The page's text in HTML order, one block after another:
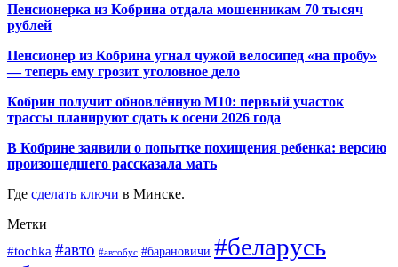
Пенсионерка из Кобрина отдала мошенникам 70 тысяч
рублей
Пенсионер из Кобрина угнал чужой велосипед «на пробу»
— теперь ему грозит уголовное дело
Кобрин получит обновлённую М10: первый участок
трассы планируют сдать к осени 2026 года
В Кобрине заявили о попытке похищения ребенка: версию
произошедшего рассказала мать
Где сделать ключи в Минске.
Метки
#tochka #авто #автобус #барановичи #беларусь